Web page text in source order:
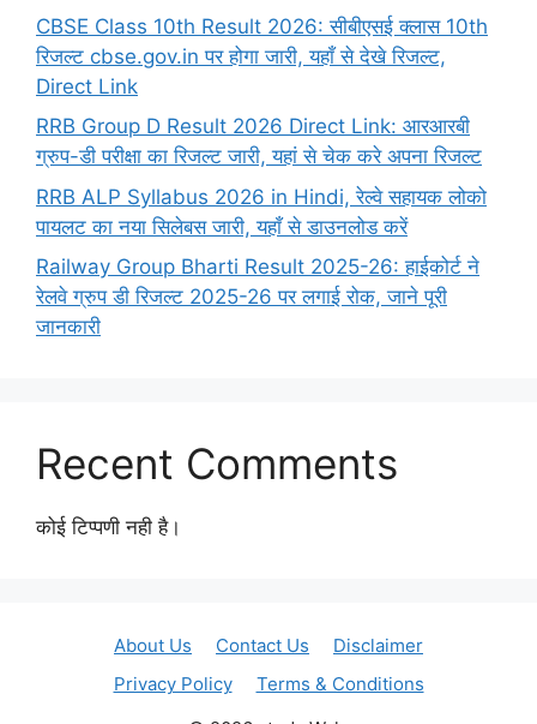
CBSE Class 10th Result 2026: सीबीएसई क्लास 10th
रिजल्ट cbse.gov.in पर होगा जारी, यहाँ से देखे रिजल्ट,
Direct Link
RRB Group D Result 2026 Direct Link: आरआरबी
ग्रुप-डी परीक्षा का रिजल्ट जारी, यहां से चेक करे अपना रिजल्ट
RRB ALP Syllabus 2026 in Hindi, रेल्वे सहायक लोको
पायलट का नया सिलेबस जारी, यहाँ से डाउनलोड करें
Railway Group Bharti Result 2025-26: हाईकोर्ट ने
रेलवे ग्रुप डी रिजल्ट 2025-26 पर लगाई रोक, जाने पूरी
जानकारी
Recent Comments
कोई टिप्पणी नही है।
About Us Contact Us
Disclaimer
Privacy Policy
Terms & Conditions